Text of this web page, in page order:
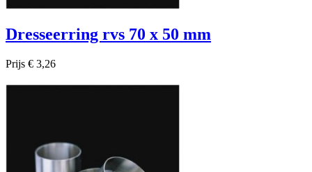
Dresseerring rvs 70 x 50 mm
Prijs € 3,26